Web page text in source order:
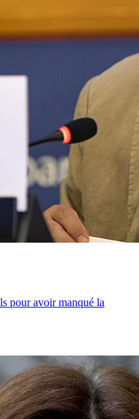
pour avoir manqué la